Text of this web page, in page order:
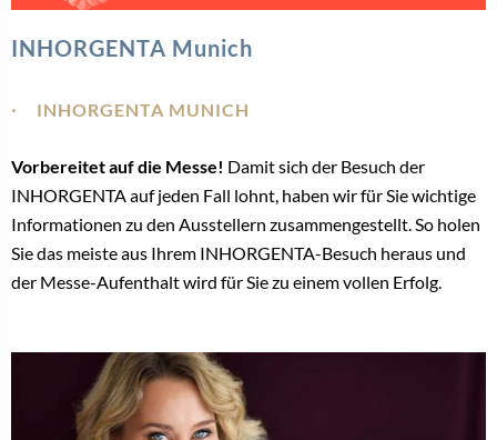
INHORGENTA Munich
INHORGENTA MUNICH
Vorbereitet auf die Messe! Damit sich der Besuch der
INHORGENTA auf jeden Fall lohnt, haben wir für Sie wichtige
Informationen zu den Ausstellern zusammengestellt. So holen
Sie das meiste aus Ihrem INHORGENTA-Besuch heraus und
der Messe-Aufenthalt wird für Sie zu einem vollen Erfolg.